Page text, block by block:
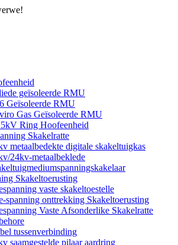
geïsoleerde RMU
Geïsoleerde RMU
Gas Geïsoleerde RMU
Ring Hoofeenheid
Skakelratte
metaalbedekte digitale skakeltuigkas
24kv-metaalbeklede
Skakeltoerusting
vaste skakeltoestelle
spanning onttrekking Skakeltoerusting
Vaste Afsonderlike Skakelratte
tussenverbinding
saamgestelde pilaar aardring